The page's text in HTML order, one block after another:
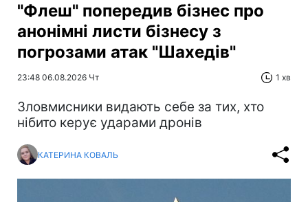
"Флеш" попередив бізнес про
анонімні листи бізнесу з
погрозами атак "Шахедів"
23:48 06.08.2026 Чт 1 хв
Зловмисники видають себе за тих, хто
нібито керує ударами дронів
КАТЕРИНА КОВАЛЬ